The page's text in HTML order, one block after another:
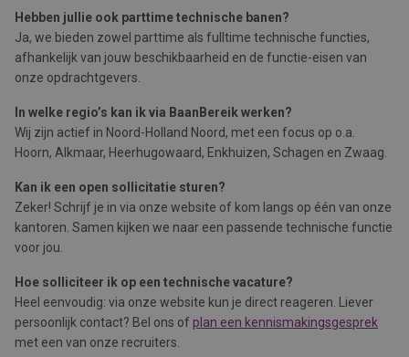
Hebben jullie ook parttime technische banen?
Ja, we bieden zowel parttime als fulltime technische functies,
afhankelijk van jouw beschikbaarheid en de functie-eisen van
onze opdrachtgevers.
In welke regio’s kan ik via BaanBereik werken?
Wij zijn actief in Noord-Holland Noord, met een focus op o.a.
Hoorn, Alkmaar, Heerhugowaard, Enkhuizen, Schagen en Zwaag.
Kan ik een open sollicitatie sturen?
Zeker! Schrijf je in via onze website of kom langs op één van onze
kantoren. Samen kijken we naar een passende technische functie
voor jou.
Hoe solliciteer ik op een technische vacature?
Heel eenvoudig: via onze website kun je direct reageren. Liever
persoonlijk contact? Bel ons of plan een kennismakingsgesprek
met een van onze recruiters.